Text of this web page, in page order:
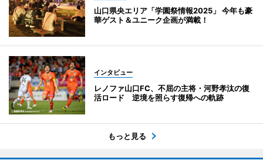
山口県央エリア「学園祭情報2025」 今年も豪
華ゲスト＆ユニーク企画が満載！
インタビュー
レノファ山口FC、不屈の主将・河野孝汰の復
活ロード 逆境を照らす復帰への軌跡
もっと見る